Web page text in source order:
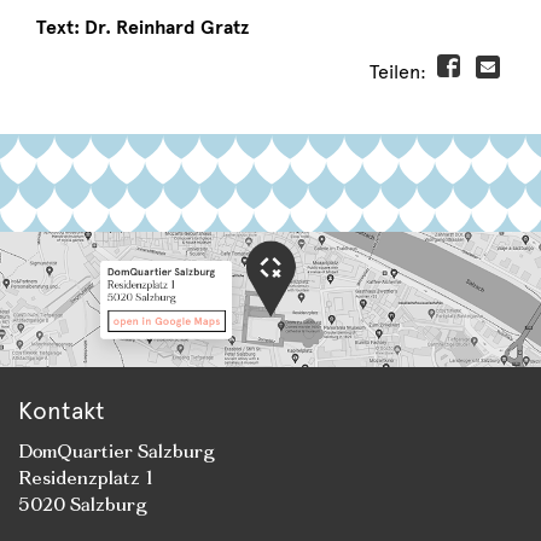
Text: Dr. Reinhard Gratz
Teilen:
Kontakt
DomQuartier Salzburg
Residenzplatz 1
5020 Salzburg